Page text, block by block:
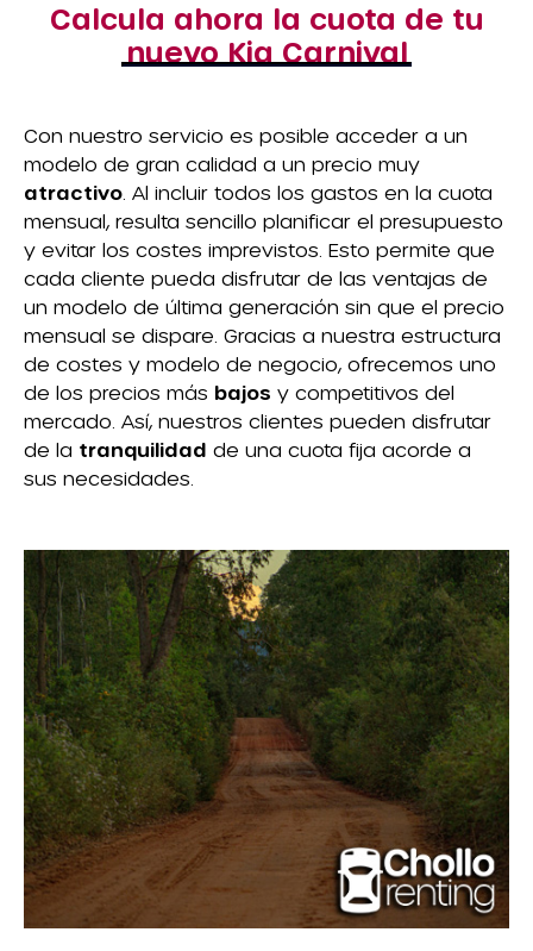
Calcula ahora la cuota de tu
nuevo Kia Carnival
Con nuestro servicio es posible acceder a un
modelo de gran calidad a un precio muy
atractivo . Al incluir todos los gastos en la cuota
mensual, resulta sencillo planificar el presupuesto
y evitar los costes imprevistos. Esto permite que
cada cliente pueda disfrutar de las ventajas de
un modelo de última generación sin que el precio
mensual se dispare. Gracias a nuestra estructura
de costes y modelo de negocio, ofrecemos uno
de los precios más bajos y competitivos del
mercado. Así, nuestros clientes pueden disfrutar
de la tranquilidad de una cuota fija acorde a
sus necesidades.